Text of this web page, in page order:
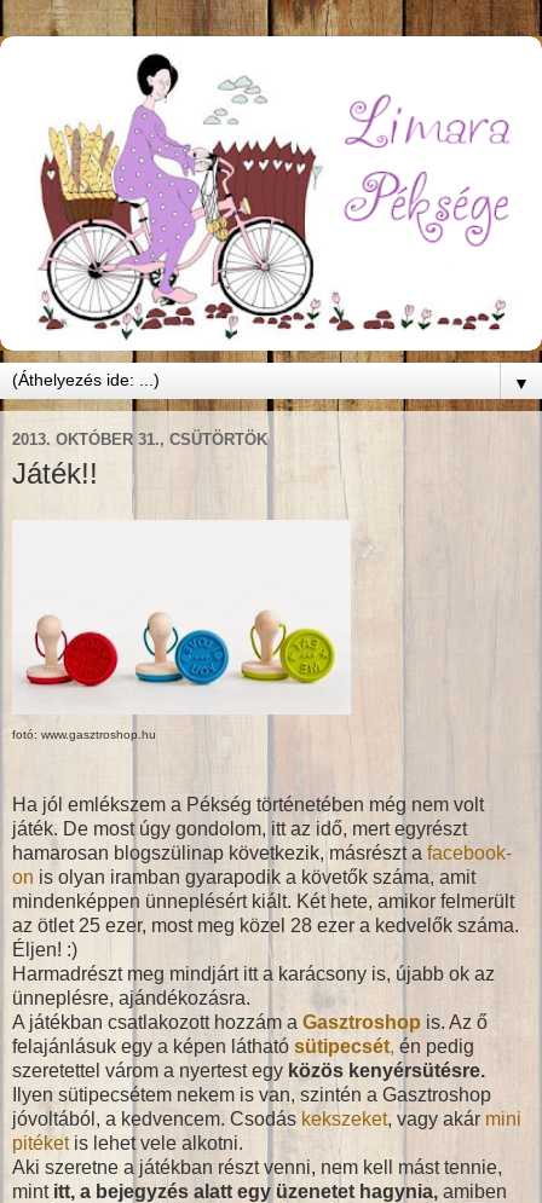
▼
2013. OKTÓBER 31., CSÜTÖRTÖK
Játék!!
fotó: www.gasztroshop.hu
Ha jól emlékszem a Pékség történetében még nem volt
játék. De most úgy gondolom, itt az idő, mert egyrészt
hamarosan blogszülinap következik, másrészt a facebook-
on is olyan iramban gyarapodik a követők száma, amit
mindenképpen ünneplésért kiált. Két hete, amikor felmerült
az ötlet 25 ezer, most meg közel 28 ezer a kedvelők száma.
Éljen! :)
Harmadrészt meg mindjárt itt a karácsony is, újabb ok az
ünneplésre, ajándékozásra.
A játékban csatlakozott hozzám a Gasztroshop is. Az ő
felajánlásuk egy a képen látható sütipecsét, én pedig
szeretettel várom a nyertest egy közös kenyérsütésre.
Ilyen sütipecsétem nekem is van, szintén a Gasztroshop
jóvoltából, a kedvencem. Csodás kekszeket, vagy akár mini
pitéketis lehet vele alkotni.
Aki szeretne a játékban részt venni, nem kell mást tennie,
mint itt, a bejegyzés alatt egy üzenetet hagynia, amiben